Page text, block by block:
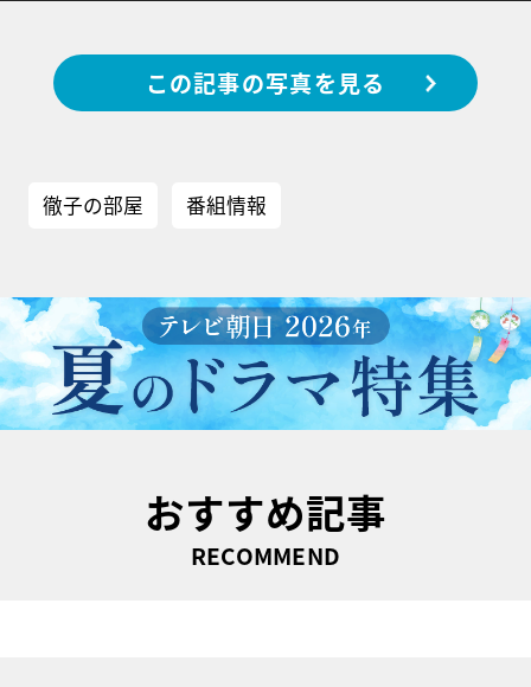
この記事の写真を見る
徹子の部屋 番組情報
おすすめ記事
RECOMMEND